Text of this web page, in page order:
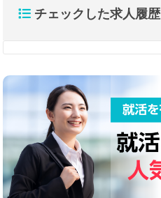
チェックした求人履歴